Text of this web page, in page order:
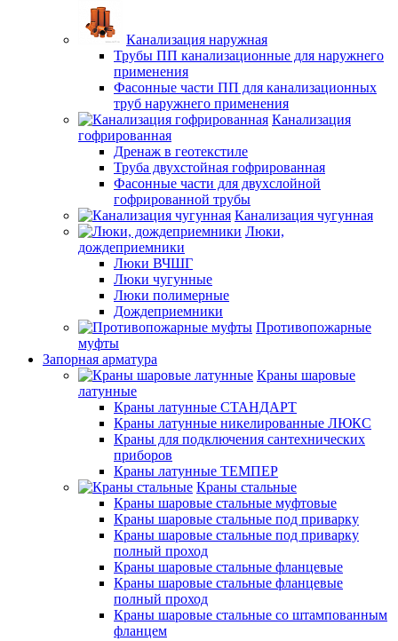
Канализация наружная
Трубы ПП канализационные для наружнего
применения
Фасонные части ПП для канализационных
труб наружнего применения
Канализация
гофрированная
Дренаж в геотекстиле
Труба двухстойная гофрированная
Фасонные части для двухслойной
гофрированной трубы
Канализация чугунная
Люки,
дождеприемники
Люки ВЧШГ
Люки чугунные
Люки полимерные
Дождеприемники
Противопожарные
муфты
Запорная арматура
Краны шаровые
латунные
Краны латунные СТАНДАРТ
Краны латунные никелированные ЛЮКС
Краны для подключения сантехнических
приборов
Краны латунные ТЕМПЕР
Краны стальные
Краны шаровые стальные муфтовые
Краны шаровые стальные под приварку
Краны шаровые стальные под приварку
полный проход
Краны шаровые стальные фланцевые
Краны шаровые стальные фланцевые
полный проход
Краны шаровые стальные со штампованным
фланцем